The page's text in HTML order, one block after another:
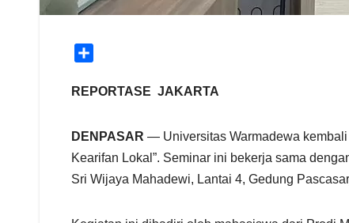
a
e
REPORTASE JAKARTA
DENPASAR — Universitas Warmadewa
Kearifan Lokal”. Seminar ini bekerja sama
Sri Wijaya Mahadewi, Lantai 4, Gedung